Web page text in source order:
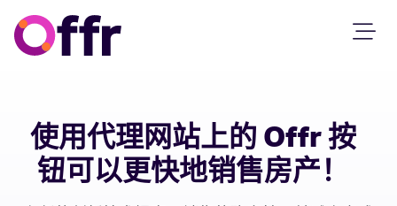
使用代理网站上的 Offr 按
钮可以更快地销售房产！